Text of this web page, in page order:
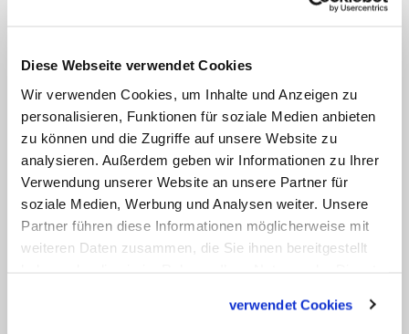
Diese Webseite verwendet Cookies
Wir verwenden Cookies, um Inhalte und Anzeigen zu
personalisieren, Funktionen für soziale Medien anbieten
zu können und die Zugriffe auf unsere Website zu
analysieren. Außerdem geben wir Informationen zu Ihrer
Verwendung unserer Website an unsere Partner für
soziale Medien, Werbung und Analysen weiter. Unsere
Partner führen diese Informationen möglicherweise mit
weiteren Daten zusammen, die Sie ihnen bereitgestellt
verwendet Cookies
freigegeben, nachdem ein Gericht im Juni
die Veröffentlichung des vollständigen
Berichts gestoppt hatte. Es sollten noch
Beschwerden von einigen Betroffenen
geprüft werden, hieß es damals.
glaubwürdigen Anschuldigungen gegen